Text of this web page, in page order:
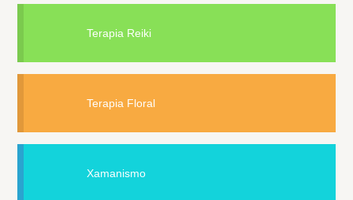
Terapia Reiki
Terapia Floral
Xamanismo